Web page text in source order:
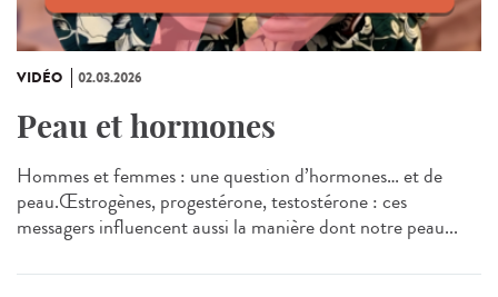
VIDÉO 02.03.2026
Peau et hormones
Hommes et femmes : une question d’hormones… et de
peau.Œstrogènes, progestérone, testostérone : ces
messagers influencent aussi la manière dont notre peau...